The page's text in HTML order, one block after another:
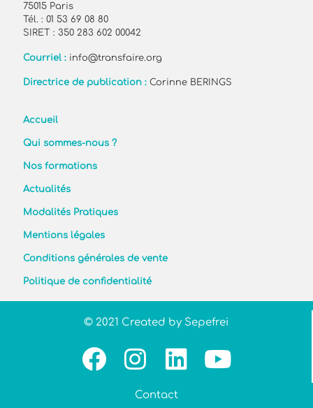
75015 Paris
Tél. : 01 53 69 08 80
SIRET : 350 283 602 00042
Courriel : info@transfaire.org
Directrice de publication :Corinne BERINGS
Accueil
Qui sommes-nous ?
Nos formations
Actualités
Modalités Pratiques
Mentions légales
Conditions générales de vente
Politique de confidentialité
© 2021 Created by Sepefrei
Contact